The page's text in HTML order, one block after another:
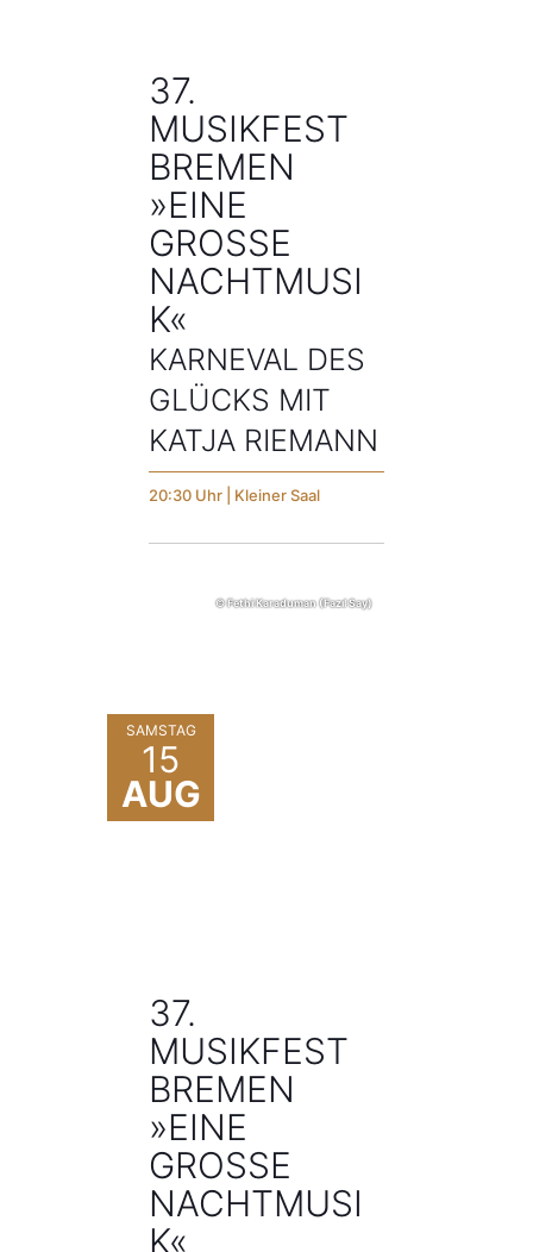
37.
MUSIKFEST
BREMEN
»EINE
GROSSE N
ACHTMUSIK
«
KARNEVAL DES
GLÜCKS MIT
KATJA RIEMANN
20:30 Uhr | Kleiner Saal
SAMSTAG
15
AUG
© Fethi Karaduman (Fazıl Say)
37.
MUSIKFEST
BREMEN
»EINE
GROSSE N
ACHTMUSIK
«